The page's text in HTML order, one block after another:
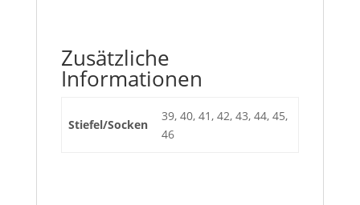
Zusätzliche
Informationen
Stiefel/Socken
39, 40, 41, 42, 43, 44, 45,
46